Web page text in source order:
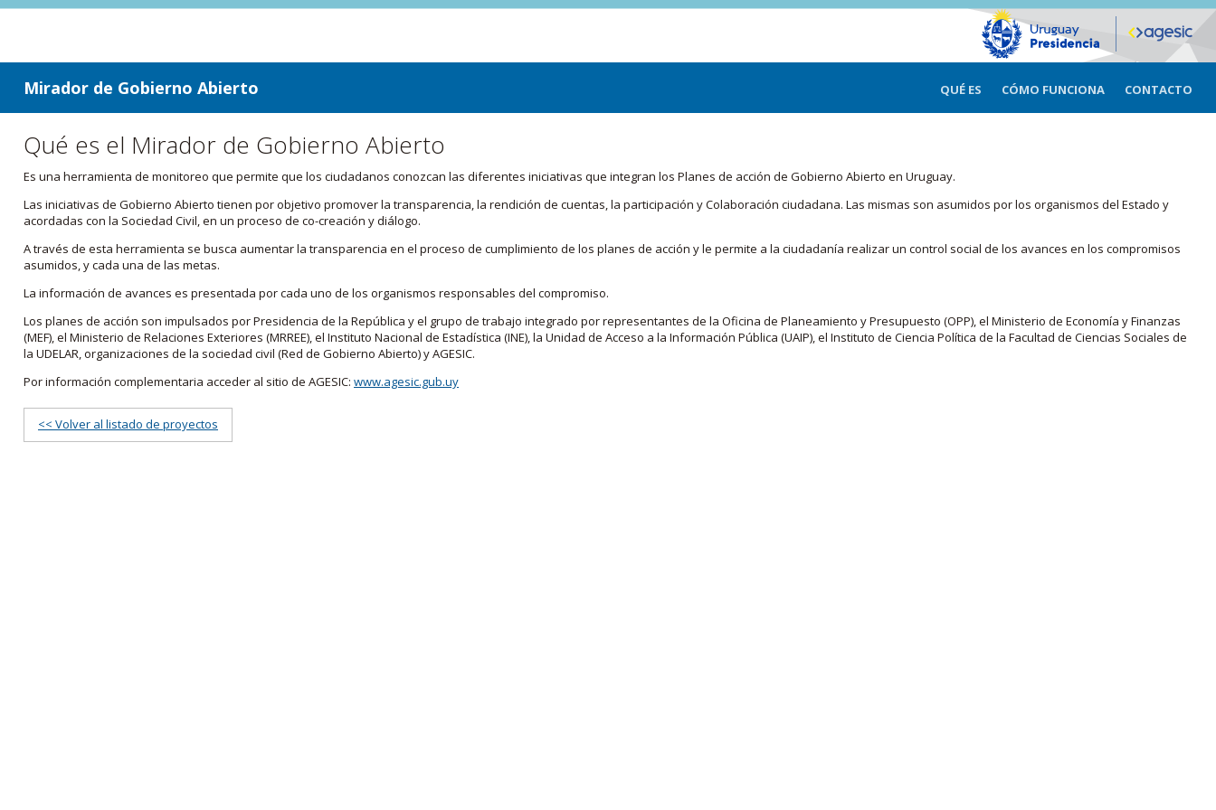
ir a contenido
ir al menú
Mirador de Gobierno Abierto QUÉ ES CÓMO FUNCIONA CONTACTO
Qué es el Mirador de Gobierno Abierto
Es una herramienta de monitoreo que permite que los ciudadanos conozcan las diferentes iniciativas que integran los Planes de acción de Gobierno Abierto en Uruguay.
Las iniciativas de Gobierno Abierto tienen por objetivo promover la transparencia, la rendición de cuentas, la participación y Colaboración ciudadana. Las mismas son asumidos por los organismos del Estado y
acordadas con la Sociedad Civil, en un proceso de co-creación y diálogo.
A través de esta herramienta se busca aumentar la transparencia en el proceso de cumplimiento de los planes de acción y le permite a la ciudadanía realizar un control social de los avances en los compromisos
asumidos, y cada una de las metas.
La información de avances es presentada por cada uno de los organismos responsables del compromiso.
Los planes de acción son impulsados por Presidencia de la República y el grupo de trabajo integrado por representantes de la Oficina de Planeamiento y Presupuesto (OPP), el Ministerio de Economía y Finanzas
(MEF), el Ministerio de Relaciones Exteriores (MRREE), el Instituto Nacional de Estadística (INE), la Unidad de Acceso a la Información Pública (UAIP), el Instituto de Ciencia Política de la Facultad de Ciencias Sociales de
la UDELAR, organizaciones de la sociedad civil (Red de Gobierno Abierto) y AGESIC.
Por información complementaria acceder al sitio de AGESIC: www.agesic.gub.uy
<< Volver al listado de proyectos